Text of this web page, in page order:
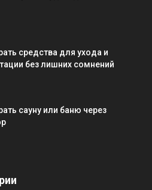
средства для ухода и
без лишних сомнений
сауну или баню через